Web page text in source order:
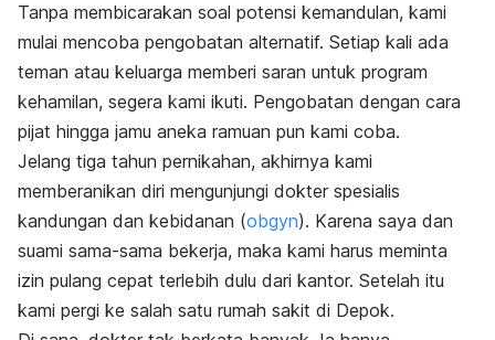
Tanpa membicarakan soal potensi kemandulan, kami
mulai mencoba pengobatan alternatif. Setiap kali ada
teman atau keluarga memberi saran untuk program
kehamilan, segera kami ikuti. Pengobatan dengan cara
pijat hingga jamu aneka ramuan pun kami coba.
Jelang tiga tahun pernikahan, akhirnya kami
memberanikan diri mengunjungi dokter spesialis
kandungan dan kebidanan (obgyn). Karena saya dan
suami sama-sama bekerja, maka kami harus meminta
izin pulang cepat terlebih dulu dari kantor. Setelah itu
kami pergi ke salah satu rumah sakit di Depok.